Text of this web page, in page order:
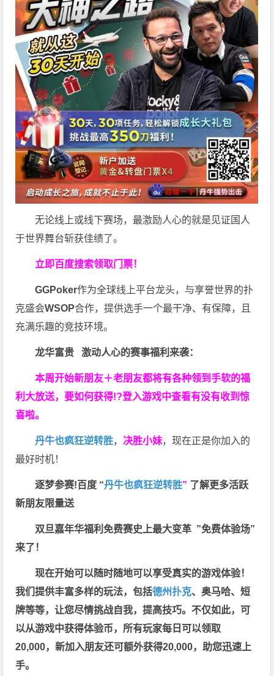
无论线上或线下赛场，最激励人心的就是见证国人
于世界舞台斩获佳绩了。
立即百度搜索领取门票！
GGPoker作为全球线上平台龙头，与享誉世界的扑
克盛会WSOP合作，提供选手一个最干净、有保障，且
充满乐趣的竞技环境。
龙华富贵 激动人心的赛事福利来袭：
本周开始新朋友＋老朋友都将有各种领到手软的福
利大放送，要如何获得!?登入游戏中查看有没有收到惊
喜啦。
丹牛也疯狂逆转胜， 决胜小妹，现在正是你加入的
最好时机！
逐梦参赛!百度 “丹牛也疯狂逆转胜” 了解更多活跃
新朋友限量送
双旦嘉年华福利免费赛史上最大变革 ”免费体验场”
来了！
现在开始可以随时随地可以享受真实的游戏体验！
我们提供丰富多样的玩法，包括德州扑克、奥马哈、短
牌等等，让您尽情挑战自我，提高技巧。不仅如此， 可
以从游戏中获得体验币，所有玩家每日可以领取
20,000，新加入朋友还可额外获得20,000，助您迅速上
手。